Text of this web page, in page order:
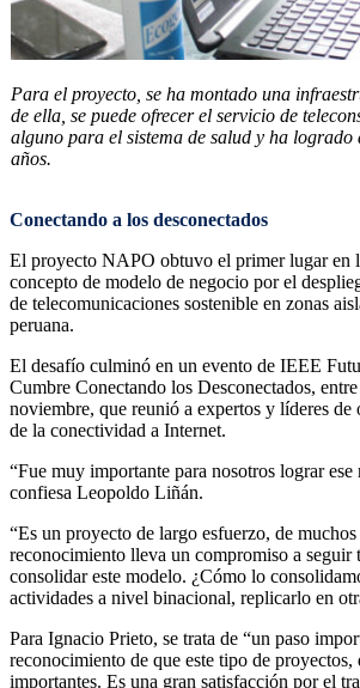
Para el proyecto, se ha montado una
de ella, se puede ofrecer el servicio de
alguno para el sistema de salud y ha
años.
Conectando a los desconectados
El proyecto NAPO obtuvo el primer lugar en
concepto de modelo de negocio por el
de telecomunicaciones sostenible en zonas
peruana.
El desafío culminó en un evento de IEEE
Cumbre Conectando los Desconectados,
noviembre, que reunió a expertos y líderes de
de la conectividad a Internet.
“Fue muy importante para nosotros lograr ese
confiesa Leopoldo Liñán.
“Es un proyecto de largo esfuerzo, de muchos
reconocimiento lleva un compromiso a seguir
consolidar este modelo. ¿Cómo lo
actividades a nivel binacional, replicarlo en
Para Ignacio Prieto, se trata de “un paso
reconocimiento de que este tipo de proyectos,
importantes. Es una gran satisfacción por el